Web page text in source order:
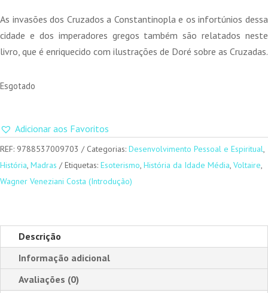
As invasões dos Cruzados a Constantinopla e os infortúnios dessa
cidade e dos imperadores gregos também são relatados neste
livro, que é enriquecido com ilustrações de Doré sobre as Cruzadas.
Esgotado
Adicionar aos Favoritos
REF: 9788537009703 Categorias: Desenvolvimento Pessoal e Espiritual,
História, Madras Etiquetas: Esoterismo, História da Idade Média, Voltaire,
Wagner Veneziani Costa (Introdução)
Descrição
Informação adicional
Avaliações (0)